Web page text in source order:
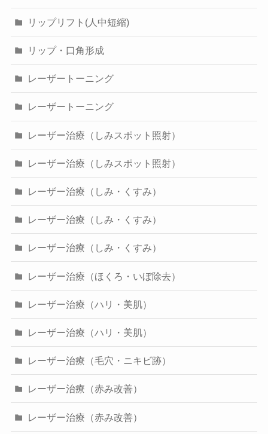
リップリフト(人中短縮)
リップ・口角形成
レーザートーニング
レーザートーニング
レーザー治療（しみスポット照射）
レーザー治療（しみスポット照射）
レーザー治療（しみ・くすみ）
レーザー治療（しみ・くすみ）
レーザー治療（しみ・くすみ）
レーザー治療（ほくろ・いぼ除去）
レーザー治療（ハリ・美肌）
レーザー治療（ハリ・美肌）
レーザー治療（毛穴・ニキビ跡）
レーザー治療（赤み改善）
レーザー治療（赤み改善）